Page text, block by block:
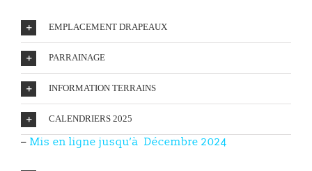
EMPLACEMENT DRAPEAUX
PARRAINAGE
INFORMATION TERRAINS
CALENDRIERS 2025
– Mis en ligne jusqu’à Décembre 2024